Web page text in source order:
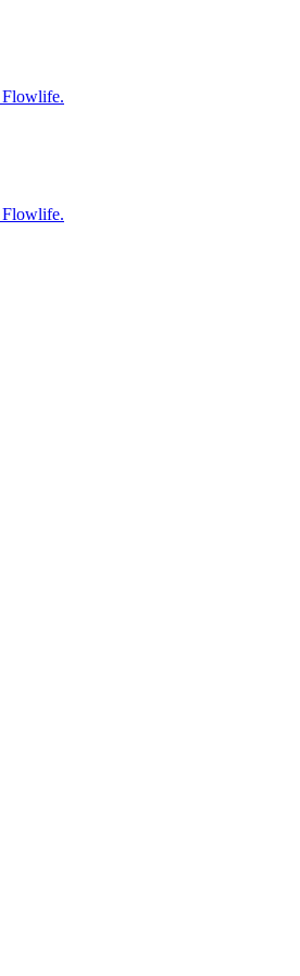
Flowlife.
Flowlife.